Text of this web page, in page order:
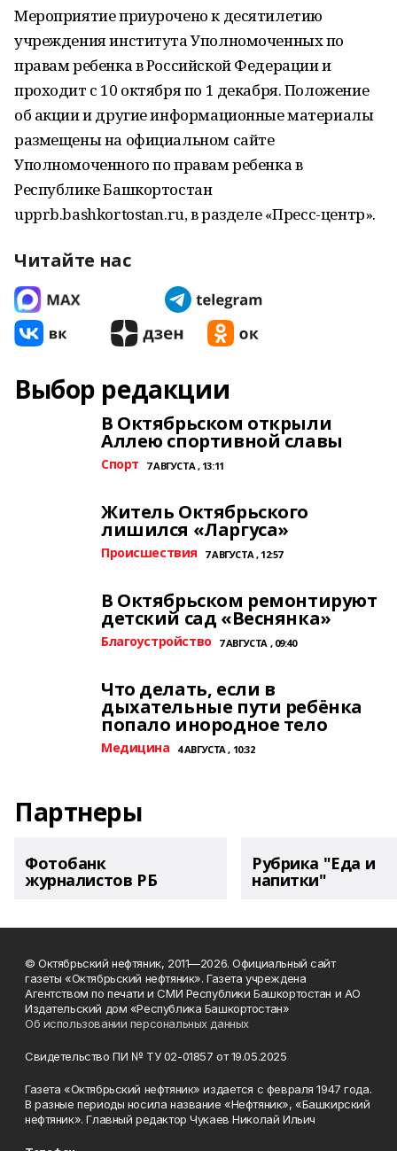
Мероприятие приурочено к десятилетию
учреждения институтаУполномоченных по
правам ребенка в Российской Федерации и
проходит с 10 октября по 1 декабря.Положение
об акции и другие информационные материалы
размещены на официальном сайте
Уполномоченного по правам ребенка в
РеспубликеБашкортостан
upprb.bashkortostan.ru, в разделе «Пресс-центр».
Читайте нас
Выбор редакции
В Октябрьском открыли
Аллею спортивной славы
Спорт 7 АВГУСТА , 13:11
Житель Октябрьского
лишился «Ларгуса»
Происшествия 7 АВГУСТА , 12:57
В Октябрьском ремонтируют
детский сад «Веснянка»
Благоустройство 7 АВГУСТА , 09:40
Что делать, если в
дыхательные пути ребёнка
попало инородное тело
Медицина 4 АВГУСТА , 10:32
Партнеры
Фотобанк
журналистов РБ
Рубрика "Еда и
напитки"
© Октябрьский нефтяник, 2011—2026. Официальный сайт
газеты «Октябрьский нефтяник». Газета учреждена
Агентством по печати и СМИ Республики Башкортостан и АО
Издательский дом «Республика Башкортостан»
Об использовании персональных данных
Свидетельство ПИ № ТУ 02-01857 от 19.05.2025
Газета «Октябрьский нефтяник» издается с февраля 1947 года.
В разные периоды носила название «Нефтяник», «Башкирский
нефтяник». Главный редактор Чукаев Николай Ильич